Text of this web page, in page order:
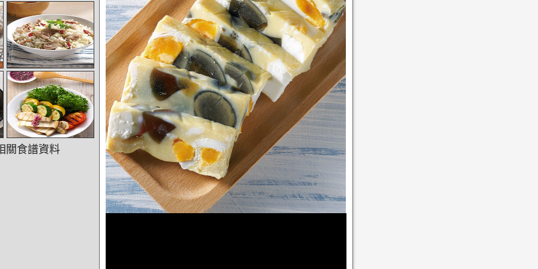
關食譜資料